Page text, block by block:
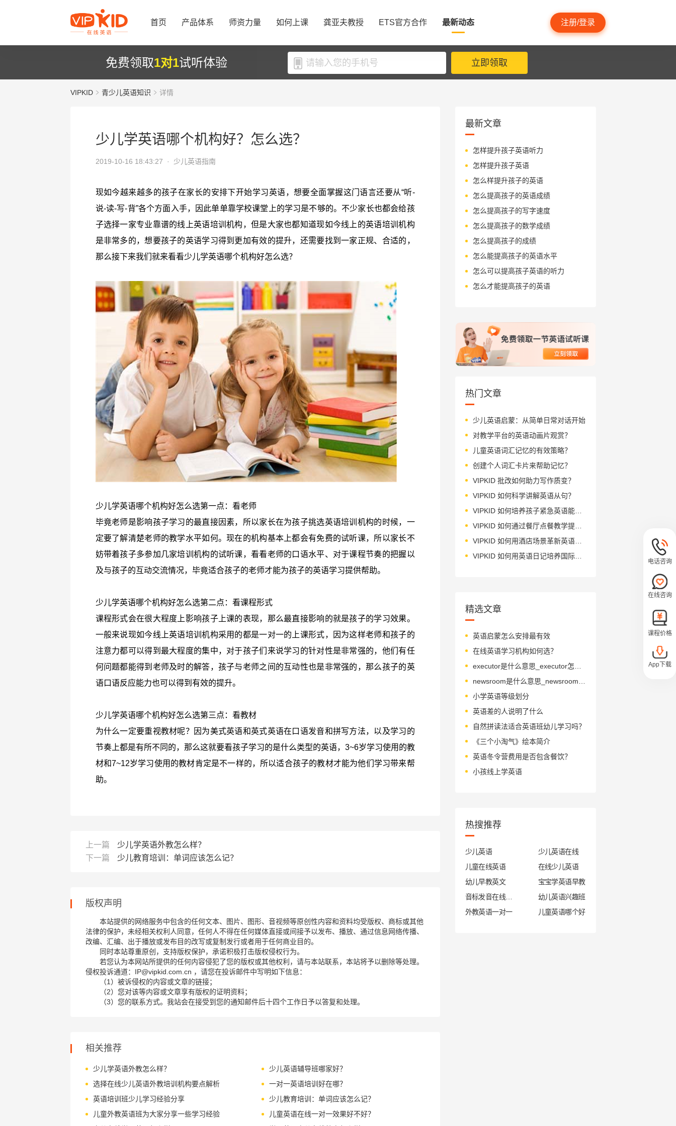
首页 产品体系 师资力量 如何上课 龚亚夫教授 ETS官方合作 最新动态 注册/登录
免费领取1对1试听体验 立即领取
VIPKID 青少儿英语知识 详情
少儿学英语哪个机构好？怎么选？
2019-10-16 18:43:27 · 少儿英语指南
现如今越来越多的孩子在家长的安排下开始学习英语，想要全面掌握这门语言还要从“听-
说-读-写-背”各个方面入手，因此单单靠学校课堂上的学习是不够的。不少家长也都会给孩
子选择一家专业靠谱的线上英语培训机构，但是大家也都知道现如今线上的英语培训机构
是非常多的，想要孩子的英语学习得到更加有效的提升，还需要找到一家正规、合适的，
那么接下来我们就来看看少儿学英语哪个机构好怎么选？
少儿学英语哪个机构好怎么选第一点：看老师
毕竟老师是影响孩子学习的最直接因素，所以家长在为孩子挑选英语培训机构的时候，一
定要了解清楚老师的教学水平如何。现在的机构基本上都会有免费的试听课，所以家长不
妨带着孩子多参加几家培训机构的试听课，看看老师的口语水平、对于课程节奏的把握以
及与孩子的互动交流情况，毕竟适合孩子的老师才能为孩子的英语学习提供帮助。
少儿学英语哪个机构好怎么选第二点：看课程形式
课程形式会在很大程度上影响孩子上课的表现，那么最直接影响的就是孩子的学习效果。
一般来说现如今线上英语培训机构采用的都是一对一的上课形式，因为这样老师和孩子的
注意力都可以得到最大程度的集中，对于孩子们来说学习的针对性是非常强的，他们有任
何问题都能得到老师及时的解答，孩子与老师之间的互动性也是非常强的，那么孩子的英
语口语反应能力也可以得到有效的提升。
少儿学英语哪个机构好怎么选第三点：看教材
为什么一定要重视教材呢？因为美式英语和英式英语在口语发音和拼写方法，以及学习的
节奏上都是有所不同的，那么这就要看孩子学习的是什么类型的英语，3~6岁学习使用的教
材和7~12岁学习使用的教材肯定是不一样的，所以适合孩子的教材才能为他们学习带来帮
助。
上一篇
少儿学英语外教怎么样？
下一篇
少儿教育培训：单词应该怎么记？
版权声明
本站提供的网络服务中包含的任何文本、图片、图形、音视频等原创性内容和资料均受版权、商标或其他
法律的保护，未经相关权利人同意，任何人不得在任何媒体直接或间接予以发布、播放、通过信息网络传播、
改编、汇编、出于播放或发布目的改写或复制发行或者用于任何商业目的。
同时本站尊重原创，支持版权保护，承诺积极打击版权侵权行为。
若您认为本网站所提供的任何内容侵犯了您的版权或其他权利，请与本站联系，本站将予以删除等处理。
侵权投诉通道：IP@vipkid.com.cn ，请您在投诉邮件中写明如下信息：
（1）被诉侵权的内容或文章的链接；
（2）您对该等内容或文章享有版权的证明资料；
（3）您的联系方式。我站会在接受到您的通知邮件后十四个工作日予以答复和处理。
相关推荐
少儿学英语外教怎么样？
少儿英语辅导班哪家好？
选择在线少儿英语外教培训机构要点解析
一对一英语培训好在哪？
英语培训班少儿学习经验分享
少儿教育培训：单词应该怎么记？
儿童外教英语班为大家分享一些学习经验
儿童英语在线一对一效果好不好？
最新文章
怎样提升孩子英语听力
怎样提升孩子英语
怎么样提升孩子的英语
怎么提高孩子的英语成绩
怎么提高孩子的写字速度
怎么提高孩子的数学成绩
怎么提高孩子的成绩
怎么能提高孩子的英语水平
怎么可以提高孩子英语的听力
怎么才能提高孩子的英语
热门文章
少儿英语启蒙：从简单日常对话开始
对教学平台的英语动画片观赏？
儿童英语词汇记忆的有效策略？
创建个人词汇卡片来帮助记忆？
VIPKID 批改如何助力写作质变？
VIPKID 如何科学讲解英语从句？
VIPKID 如何培养孩子紧急英语能力？
VIPKID 如何通过餐厅点餐教学提升少儿英语应用能力？
VIPKID 如何用酒店场景革新英语教学？
VIPKID 如何用英语日记培养国际化人才？
精选文章
英语启蒙怎么安排最有效
在线英语学习机构如何选？
小学英语等级划分
英语差的人说明了什么
自然拼读法适合英语班幼儿学习吗？
《三个小淘气》绘本简介
英语冬令营费用是否包含餐饮？
小孩线上学英语
热搜推荐
少儿英语
少儿英语在线
儿童在线英语
在线少儿英语
幼儿早教英文
宝宝学英语早教
幼儿英语兴趣班
外教英语一对一
儿童英语哪个好
电话咨询
在线咨询
课程价格
App下载